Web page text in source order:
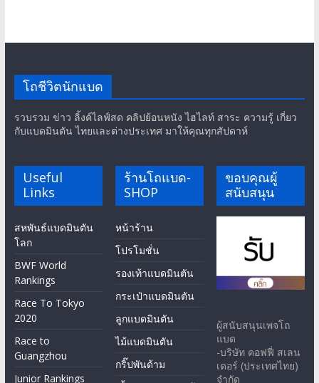
โถชีวิตนักแบด
รวบรวม ข่าว ลิ้งค์ไลฟ์สด คลิปย้อนหนัง ไฮไลท์ สาระ ความรู้ เกี่ยว
กับแบดมินตัน ไทยและต่างประเทศ มาให้คุณทุกสัปดาห์
Useful
Links
สหพันธ์แบดมินตัน
โลก
BWF World
Rankings
Race To Tokyo
2020
Race to
Guangzhou
Junior Rankings
ร้านโถแบด-
SHOP
หน้าร้าน
โปรโมชั่น
รองเท้าแบดมินตัน
กระเป๋าแบดมินตัน
ลูกแบดมินตัน
ไม้แบดมินตัน
กริ๊ปพันด้าม
ขอบคุณผู้
สนับสนุน
ผู้สนับสนุนเพจโถ
แบด
-บริษัท คอฟฟี่ สเลน
เดอร์ (ประเทศไทย)
จำกัด